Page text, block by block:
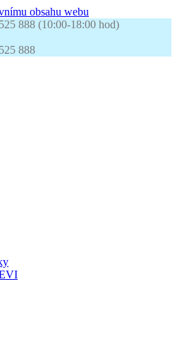
obsahu webu
888 (10:00-18:00 hod)
888